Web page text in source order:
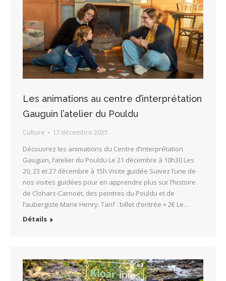
Les animations au centre d’interprétation
Gauguin l’atelier du Pouldu
Culture
17 décembre 2025
Découvrez les animations du Centre d’interprétation
Gauguin, l’atelier du Pouldu Le 21 décembre à 10h30 Les
20, 23 et 27 décembre à 15h Visite guidée Suivez l’une de
nos visites guidées pour en apprendre plus sur l’histoire
de Clohars-Carnoët, des peintres du Pouldu et de
l’aubergiste Marie Henry. Tarif : billet d’entrée + 2€ Le…
Détails